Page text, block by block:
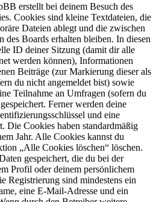
erstellt bei deinem Besuch des
Cookies sind kleine Textdateien, die
Dateien ablegt und die zwischen
des Boards erhalten bleiben. In diesen
ID deiner Sitzung (damit dir alle
werden können), Informationen
Beiträge (zur Markierung dieser als
du nicht angemeldet bist) sowie
Teilnahme an Umfragen (sofern du
Ferner werden deine
und eine
Die Cookies haben standardmäßig
Jahr. Alle Cookies kannst du
„Alle Cookies löschen“ löschen.
gespeichert, die du bei der
Profil oder deinem persönlichem
Registrierung sind mindestens ein
eine E-Mail-Adresse und ein